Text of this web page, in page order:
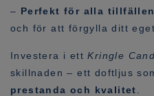
– Perfekt för alla
och för att förgylla ditt eget
Investera i ettKringle
skillnaden – ett doftljus
prestanda och kvalitet